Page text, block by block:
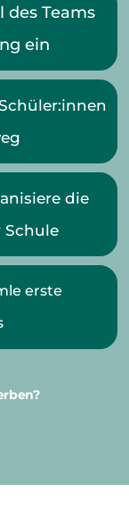
des Teams
ein
die
Schule
erste